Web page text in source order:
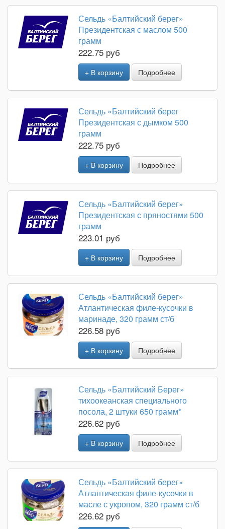
Сельдь «Балтийский берег»
Президентская с маслом 500
грамм
222.75 руб
+ В корзину Подробнее
Сельдь «Балтийский берег
Президентская с дымком 500
грамм
222.75 руб
+ В корзину Подробнее
Сельдь «Балтийский берег»
Президентская с пряностями 500
грамм
223.01 руб
+ В корзину Подробнее
Сельдь «Балтийский берег»
Атлантическая филе-кусочки в
маринаде, 320 грамм ст/б
226.58 руб
+ В корзину Подробнее
Сельдь «Балтийский Берег»
тихоокеанская специального
посола, 2 штуки 650 грамм*
226.62 руб
+ В корзину Подробнее
Сельдь «Балтийский берег»
Атлантическая филе-кусочки в
масле с укропом, 320 грамм ст/б
226.62 руб